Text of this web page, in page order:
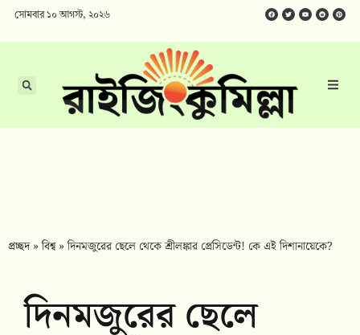
সোমবার ১০ আগস্ট, ২০২৬
প্রচ্ছদ»বিশ্ব»দিনমজুরের ছেলে থেকে শ্রীলঙ্কার প্রেসিডেন্ট! কে এই দিশানায়েকে?
দিনমজুরের ছেলে